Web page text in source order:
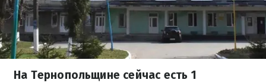
На Тернопольщине сейчас есть 1